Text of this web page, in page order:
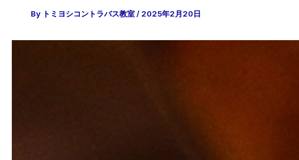
By トミヨシコントラバス教室/ 2025年2月20日